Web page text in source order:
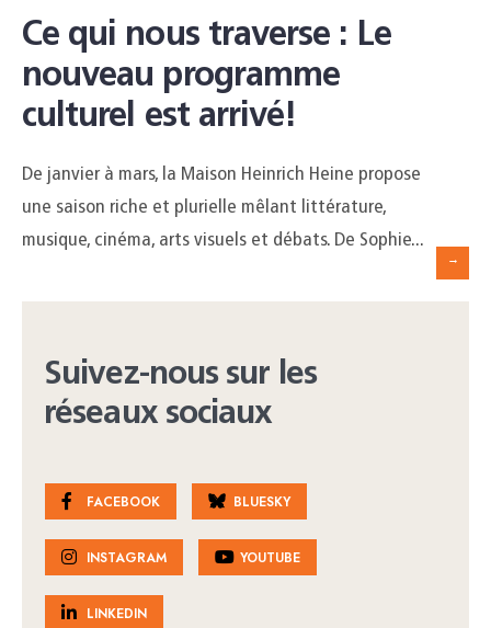
Ce qui nous traverse : Le
nouveau programme
culturel est arrivé!
De janvier à mars, la Maison Heinrich Heine propose
une saison riche et plurielle mêlant littérature,
musique, cinéma, arts visuels et débats. De Sophie...
→
Suivez-nous sur les
réseaux sociaux
FACEBOOK BLUESKY
INSTAGRAM YOUTUBE
LINKEDIN